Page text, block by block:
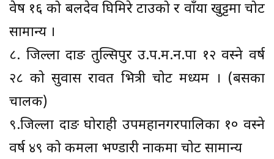
वेष १६ को बलदेव घिमिरे टाउको र वाँया खुट्टमा चोट
सामान्य ।
८. जिल्ला दाङ तुल्सिपुर उ.प.म.न.पा १२ वस्ने वर्ष
२८ को सुवास रावत भित्री चोट मध्यम । (बसका
चालक)
९.जिल्ला दाङ घोराही उपमहानगरपालिका १० वस्ने
वर्ष ४९ को कमला भण्डारी नाकमा चोट सामान्य